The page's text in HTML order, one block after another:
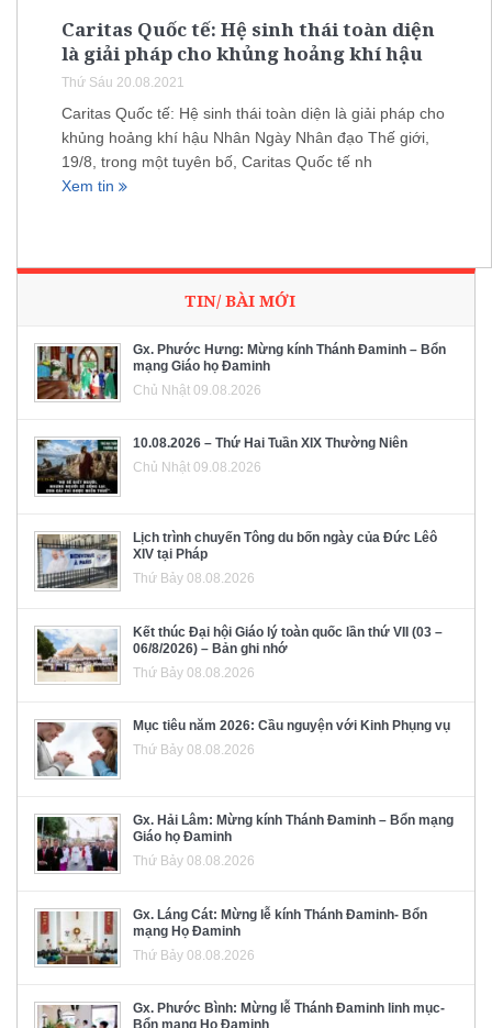
Caritas Quốc tế: Hệ sinh thái toàn diện
là giải pháp cho khủng hoảng khí hậu
Thứ Sáu 20.08.2021
Caritas Quốc tế: Hệ sinh thái toàn diện là giải pháp cho
khủng hoảng khí hậu Nhân Ngày Nhân đạo Thế giới,
19/8, trong một tuyên bố, Caritas Quốc tế nh
Xem tin
TIN/ BÀI MỚI
Gx. Phước Hưng: Mừng kính Thánh Đaminh – Bổn
mạng Giáo họ Đaminh
Chủ Nhật 09.08.2026
10.08.2026 – Thứ Hai Tuần XIX Thường Niên
Chủ Nhật 09.08.2026
Lịch trình chuyến Tông du bốn ngày của Đức Lêô
XIV tại Pháp
Thứ Bảy 08.08.2026
Kết thúc Đại hội Giáo lý toàn quốc lần thứ VII (03 –
06/8/2026) – Bản ghi nhớ
Thứ Bảy 08.08.2026
Mục tiêu năm 2026: Cầu nguyện với Kinh Phụng vụ
Thứ Bảy 08.08.2026
Gx. Hải Lâm: Mừng kính Thánh Đaminh – Bổn mạng
Giáo họ Đaminh
Thứ Bảy 08.08.2026
Gx. Láng Cát: Mừng lễ kính Thánh Đaminh- Bổn
mạng Họ Đaminh
Thứ Bảy 08.08.2026
Gx. Phước Bình: Mừng lễ Thánh Đaminh linh mục-